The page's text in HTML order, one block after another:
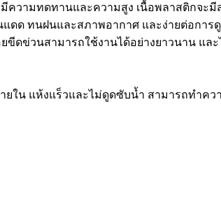
ความทดทานและความสูง เนื้อพลาสติกจะ
แดด ทนฝนและสภาพอากาศ และง่ายต่อกา
ยขีดข่วนสามารถใช้งานได้อย่างยาวนาน แล
ใน แห้งแร็วและไม่ดูดซับน้ำ สามารถทำคว